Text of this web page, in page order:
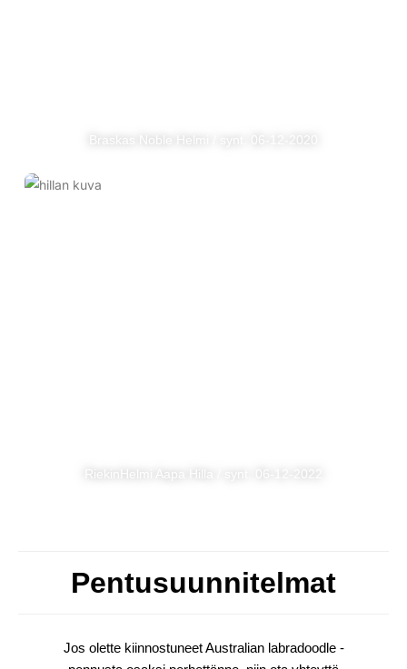
Braskas Noble Helmi / synt. 06-12-2020
RiekinHelmi Aapa Hilla / synt. 06-12-2022
Pentusuunnitelmat
Jos olette kiinnostuneet Australian labradoodle -